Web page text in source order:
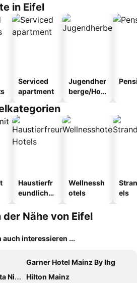
in Eifel
Serviced
apartment
Jugendher
berge/Hos
Haustierfr
eundliche
Wellnessh
otels
els
Nähe von Eifel
auch interessieren ...
Garner Hotel Mainz By Ihg
Hilton Mainz